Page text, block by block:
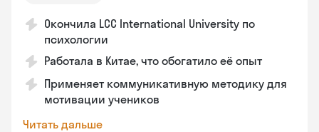
Окончила LCC International University по
психологии
Работала в Китае, что обогатило её опыт
Применяет коммуникативную методику для
мотивации учеников
Читать дальше